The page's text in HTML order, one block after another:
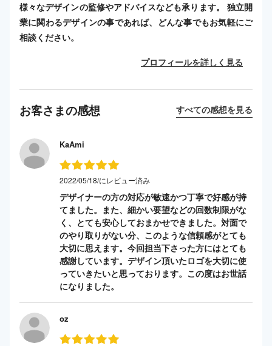
様々なデザインの監修やアドバイスなども承ります。 独立開
業に関わるデザインの事であれば、どんな事でもお気軽にご
相談ください。
プロフィールを詳しく見る
お客さまの感想 すべての感想を見る
KaAmi
2022/05/18/にレビュー済み
デザイナーの方の対応が敏速かつ丁寧で好感が持
てました。また、細かい要望などの回数制限がな
く、とても安心しておまかせできました。対面で
のやり取りがない分、このような信頼感がとても
大切に思えます。今回担当下さった方にはとても
感謝しています。デザイン頂いたロゴを大切に使
っていきたいと思っております。この度はお世話
になりました。
oz